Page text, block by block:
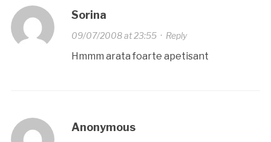
Sorina
09/07/2008 at 23:55· Reply
Hmmm arata foarte apetisant
Anonymous